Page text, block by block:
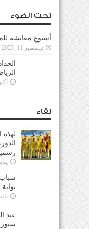
تحت الضوء
أسبوع معايشة
ديسمبر 11, 2023
لقاء
يناير 13,
يناير 26,
عبد